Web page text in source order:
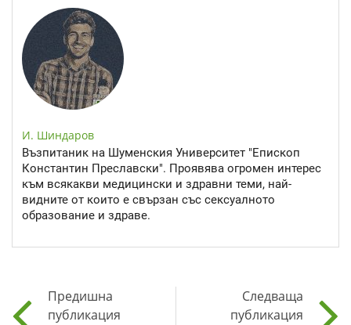
И. Шиндаров
Възпитаник на Шуменския Университет "Епископ
Константин Преславски". Проявява огромен интерес
към всякакви медицински и здравни теми, най-
видните от които е свързан със сексуалното
образование и здраве.
Предишна
публикация
Следваща
публикация